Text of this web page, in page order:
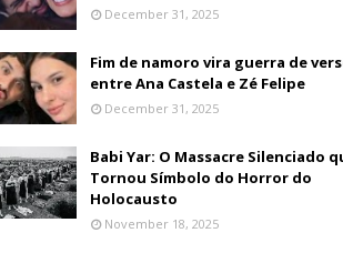
December 31, 2025
Fim de namoro vira guerra de
entre Ana Castela e Zé Felipe
December 31, 2025
Babi Yar: O Massacre Silenciado
Tornou Símbolo do Horror do
Holocausto
November 18, 2025